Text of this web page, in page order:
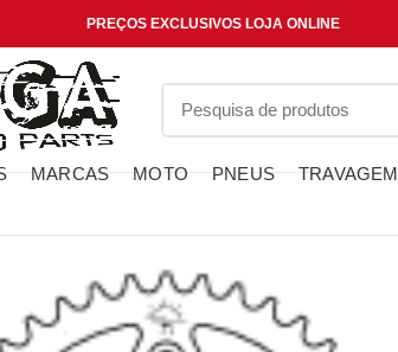
PREÇOS EXCLUSIVOS LOJA ONLINE
MARCAS MOTO PNEUS TRAVAGEM